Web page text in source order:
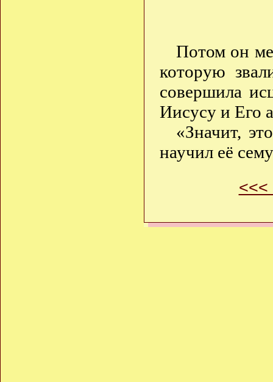
Потом он
которую
совершила
Иисусу и Его
«Значит,
научил её
<<<